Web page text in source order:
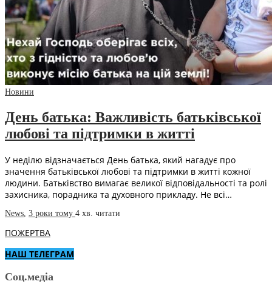
Новини
День батька: Важливість батьківської
любові та підтримки в житті
У неділю відзначається День батька, який нагадує про
значення батьківської любові та підтримки в житті кожної
людини. Батьківство вимагає великої відповідальності та ролі
захисника, порадника та духовного прикладу. Не всі…
News, 3 роки тому 4 хв. читати
ПОЖЕРТВА
НАШ ТЕЛЕГРАМ
Соц.медіа